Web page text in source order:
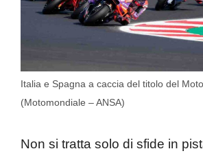
Italia e Spagna a caccia del titolo del
(Motomondiale – ANSA)
Non si tratta solo di sfide in